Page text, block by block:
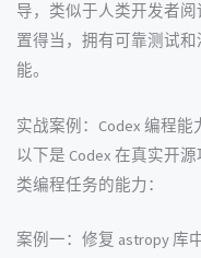
导，类似于人类开发者阅
置得当，拥有可靠测试
能。
实战案例：Codex 编程能
以下是 Codex 在真实开
类编程任务的能力：
案例一：修复 astropy 库